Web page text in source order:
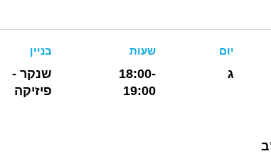
יום
ג
שעות
18:00-
19:00
בניין
שנקר -
פיזיקה